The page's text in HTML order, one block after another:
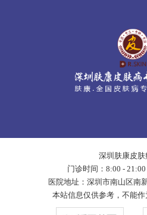
深圳肤康皮肤
门诊时间：8:00 - 21:00
医院地址：深圳市南山区南
本站信息仅供参考，不能